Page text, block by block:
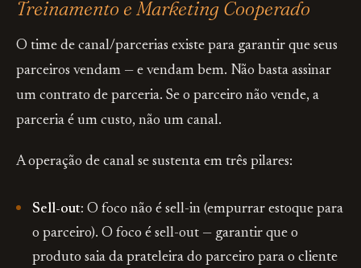
Treinamento e Marketing Cooperado
O time de canal/parcerias existe para garantir que seus
parceiros vendam — e vendam bem. Não basta assinar
um contrato de parceria. Se o parceiro não vende, a
parceria é um custo, não um canal.
A operação de canal se sustenta em três pilares:
Sell-out: O foco não é sell-in (empurrar estoque para
o parceiro). O foco é sell-out — garantir que o
produto saia da prateleira do parceiro para o cliente